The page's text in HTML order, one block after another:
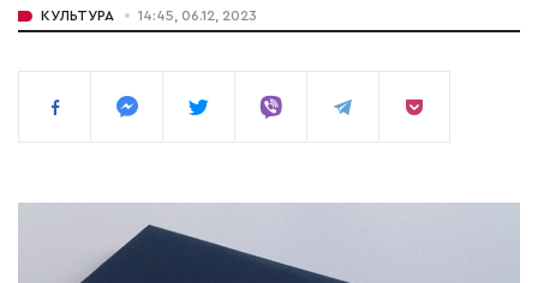
КУЛЬТУРА 14:45, 06.12, 2023